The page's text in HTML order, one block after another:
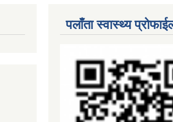
पलाँता स्वास्थ्य